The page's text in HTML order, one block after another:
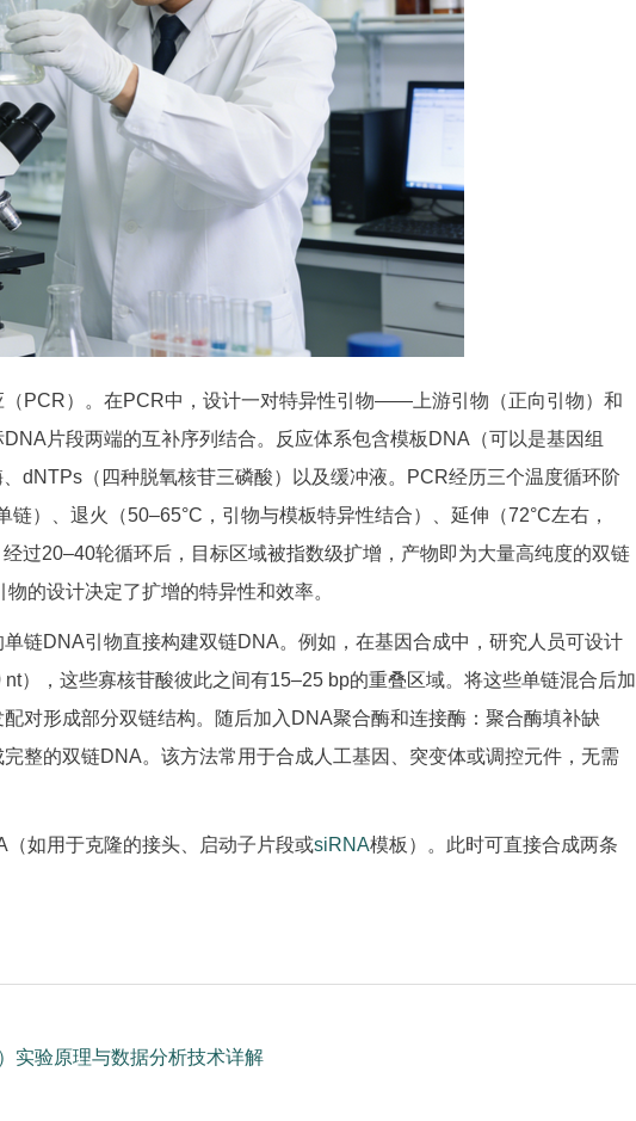
PCR）。在PCR中，设计一对特异性引物——上游引物（正向引物）和
片段两端的互补序列结合。反应体系包含模板DNA（可以是基因组
dNTPs（四种脱氧核苷三磷酸）以及缓冲液。PCR经历三个温度循环阶
）、退火（50–65°C，引物与模板特异性结合）、延伸（72°C左右，
过20–40轮循环后，目标区域被指数级扩增，产物即为大量高纯度的双链
的设计决定了扩增的特异性和效率。
链DNA引物直接构建双链DNA。例如，在基因合成中，研究人员可设计
），这些寡核苷酸彼此之间有15–25 bp的重叠区域。将这些单链混合后加
对形成部分双链结构。随后加入DNA聚合酶和连接酶：聚合酶填补缺
整的双链DNA。该方法常用于合成人工基因、突变体或调控元件，无需
如用于克隆的接头、启动子片段或siRNA模板）。此时可直接合成两条
实验原理与数据分析技术详解